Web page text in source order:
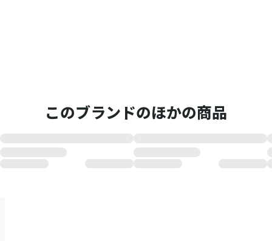
このブランドのほかの商品